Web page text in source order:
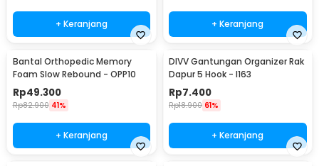
+ Keranjang + Keranjang
Bantal Orthopedic Memory
Foam Slow Rebound - OPP10
Rp49.300
Rp82.900 41%
+ Keranjang
DIVV Gantungan Organizer Rak
Dapur 5 Hook - I163
Rp7.400
Rp18.900 61%
+ Keranjang